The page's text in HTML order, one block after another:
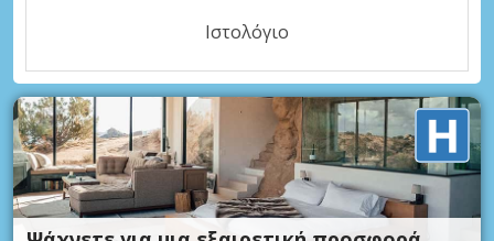
Ιστολόγιο